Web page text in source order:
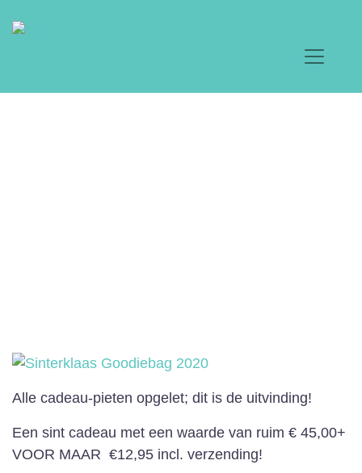
Alle cadeau-pieten opgelet; dit is de uitvinding!
Een sint cadeau met een waarde van ruim € 45,00+
VOOR MAAR €12,95 incl. verzending!